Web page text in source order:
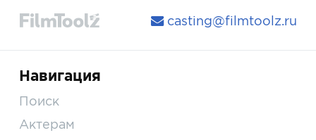
casting@filmtoolz.ru
Навигация
Поиск
Актерам